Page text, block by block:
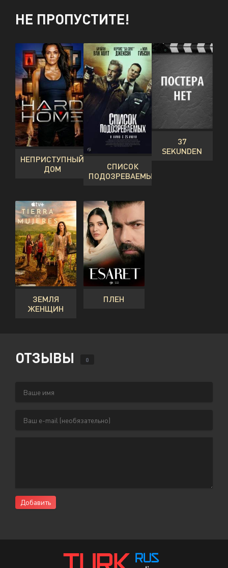
НЕ ПРОПУСТИТЕ!
НЕПРИСТУПНЫЙ
ДОМ
СПИСОК
ПОДОЗРЕВАЕМЫХ
37
SEKUNDEN
ЗЕМЛЯ
ЖЕНЩИН
ПЛЕН
ОТЗЫВЫ 0
Добавить